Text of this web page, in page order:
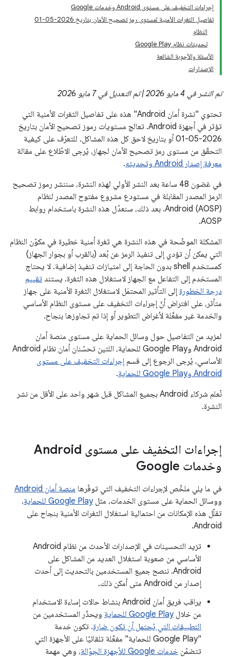
إجراءات التخفيف على مستوى Android وخدمات Google
تفاصيل الثغرات الأمنية لمستوى رمز تصحيح الأمان بتاريخ 2026-05-01
النظام
تحديثات نظام Google Play
الأسئلة والأجوبة الشائعة
الإصدارات
تم النشر في 4 مايو 2026 | تم التعديل في 7 مايو 2026
تحتوي "نشرة أمان Android" هذه على تفاصيل الثغرات الأمنية التي
تؤثر في أجهزة Android. تعالج مستويات رموز تصحيح الأمان بتاريخ
2026-05-01 أو بتاريخ لاحق كل هذه المشاكل. للتعرّف على كيفية
التحقّق من مستوى رمز تصحيح الأمان لجهاز، يُرجى الاطّلاع على مقالة
معرفة إصدار Android وتحديثه
.
في غضون 48 ساعة بعد النشر الأولي لهذه النشرة، سننشر رموز تصحيح
الرمز المصدر المقابلة في مستودع مشروع مفتوح المصدر لنظام
Android (AOSP). بعد ذلك، سنعدّل هذه النشرة باستخدام روابط
AOSP.
المشكلة الموضّحة في هذه النشرة هي ثغرة أمنية خطيرة في مكوّن النظام
التي يمكن أن تؤدي إلى تنفيذ الرمز عن بُعد (بالقرب أو بجوار الجهاز)
كمستخدم shell بدون الحاجة إلى امتيازات تنفيذ إضافية. لا يحتاج
المستخدم إلى التفاعل مع الجهاز لاستغلال هذه الثغرة. يستند تقييم
درجة الخطورة إلى التأثير المحتمَل لاستغلال الثغرة الأمنية على جهاز
متأثر، على افتراض أنّ إجراءات التخفيف على مستوى النظام الأساسي
والخدمة غير مفعَّلة لأغراض التطوير أو إذا تم تجاوزها بنجاح.
لمزيد من التفاصيل حول وسائل الحماية على مستوى منصة أمان
Android وGoogle Play للحماية، اللتين تحسّنان أمان نظام Android
الأساسي، يُرجى الرجوع إلى قسم إجراءات التخفيف على مستوى
Android وGoogle Play للحماية
.
نُعلم شركاء Android بجميع المشاكل قبل شهر واحد على الأقل من نشر
النشرة.
إجراءات التخفيف على مستوى Android
وخدمات Google
في ما يلي ملخّص لإجراءات التخفيف التي توفّرها منصة أمان Android
ووسائل الحماية على مستوى الخدمات، مثلGoogle Play للحماية
.
تقلّل هذه الإمكانات من احتمالية استغلال الثغرات الأمنية بنجاح على
Android.
تزيد التحسينات في الإصدارات الأحدث من نظام Android
الأساسي من صعوبة استغلال العديد من المشاكل على
Android. ننصح جميع المستخدمين بالتحديث إلى أحدث
إصدار من Android متى أمكن ذلك.
يراقب فريق أمان Android بنشاط حالات إساءة الاستخدام
من خلالGoogle Play للحماية
ويحذّر المستخدمين من
التطبيقات التي يُحتمل أن تكون ضارة. تكون خدمة
"Google Play للحماية" مفعَّلة تلقائيًا على الأجهزة التي
تتضمّن خدمات Google للأجهزة الجوّالة
، وهي مهمة